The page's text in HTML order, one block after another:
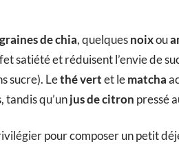
graines de chia, quelquesnoixou
satiété et réduisent l’envie de
sucre). Lethé vertet lematcha
tandis qu’unjus de citron pressé
pour composer un petit